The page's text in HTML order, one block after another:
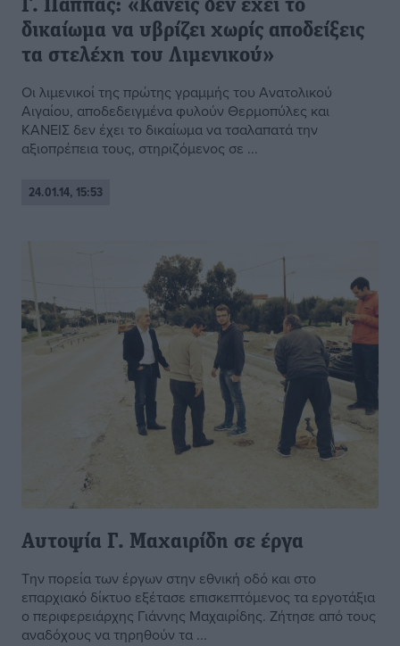
Γ. Παππάς: «Κανείς δεν εχει το
δικαίωμα να υβρίζει χωρίς αποδείξεις
τα στελέχη του Λιμενικού»
Οι λιμενικοί της πρώτης γραμμής του Ανατολικού
Αιγαίου, αποδεδειγμένα φυλούν Θερμοπύλες και
ΚΑΝΕΙΣ δεν έχει το δικαίωμα να τσαλαπατά την
αξιοπρέπεια τους, στηριζόμενος σε ...
24.01.14, 15:53
Αυτοψία Γ. Μαχαιρίδη σε έργα
Την πορεία των έργων στην εθνική οδό και στο
επαρχιακό δίκτυο εξέτασε επισκεπτόμενος τα εργοτάξια
ο περιφερειάρχης Γιάννης Μαχαιρίδης. Ζήτησε από τους
αναδόχους να τηρηθούν τα ...